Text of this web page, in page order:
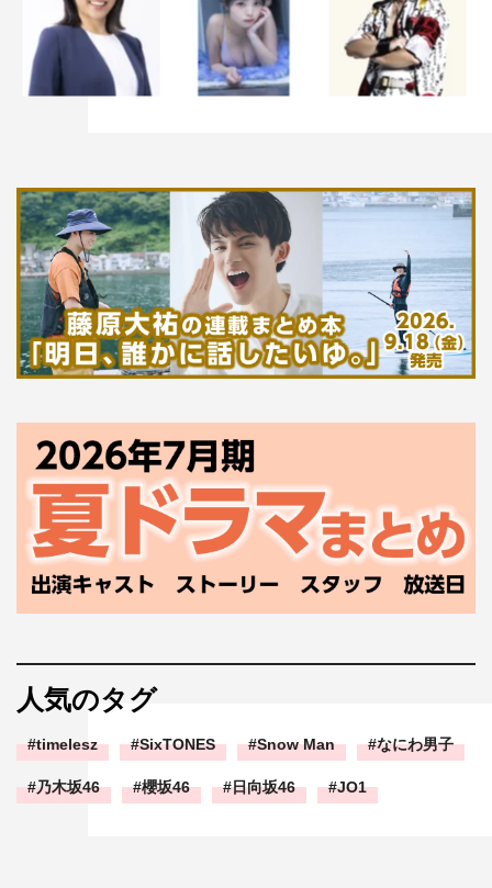
人気のタグ
timelesz SixTONES Snow Man なにわ男子
乃木坂46 櫻坂46 日向坂46 JO1